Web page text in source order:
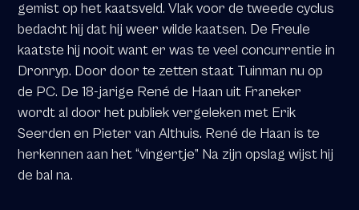
gemist op het kaatsveld. Vlak voor de tweede cyclus
bedacht hij dat hij weer wilde kaatsen. De Freule
kaatste hij nooit want er was te veel concurrentie in
Dronryp. Door door te zetten staat Tuinman nu op
de PC. De 18-jarige René de Haan uit Franeker
wordt al door het publiek vergeleken met Erik
Seerden en Pieter van Althuis. René de Haan is te
herkennen aan het “vingertje” Na zijn opslag wijst hij
de bal na.